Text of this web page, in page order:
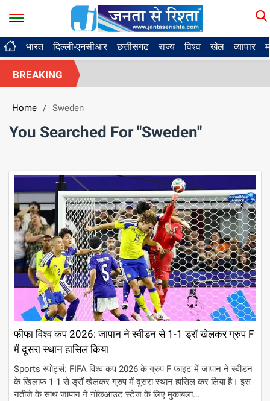
भारत दिल्ली-एनसीआर छत्तीसगढ़ राज्य विश्व खेल व्यापार
BREAKING
Home / Sweden
You Searched For "Sweden"
फीफा विश्व कप 2026: जापान ने स्वीडन से 1-1 ड्रॉ खेलकर ग्रुप F
में दूसरा स्थान हासिल किया
Sports स्पोर्ट्स: FIFA विश्व कप 2026 के ग्रुप F फाइट में जापान ने स्वीडन
के खिलाफ 1-1 से ड्रॉ खेलकर ग्रुप में दूसरा स्थान हासिल कर लिया है। इस
नतीजे के साथ जापान ने नॉकआउट स्टेज के लिए मुकाबला...